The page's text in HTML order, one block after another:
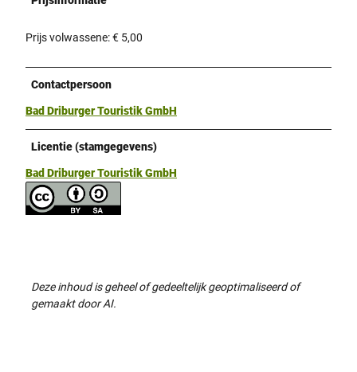
Prijs volwassene: € 5,00
Contactpersoon
Bad Driburger Touristik GmbH
Licentie (stamgegevens)
Bad Driburger Touristik GmbH
Deze inhoud is geheel of gedeeltelijk geoptimaliseerd of
gemaakt door AI.